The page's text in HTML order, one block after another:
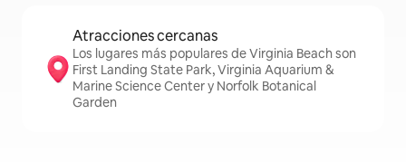
Atracciones cercanas
Los lugares más populares de Virginia Beach son
First Landing State Park, Virginia Aquarium &
Marine Science Center y Norfolk Botanical
Garden